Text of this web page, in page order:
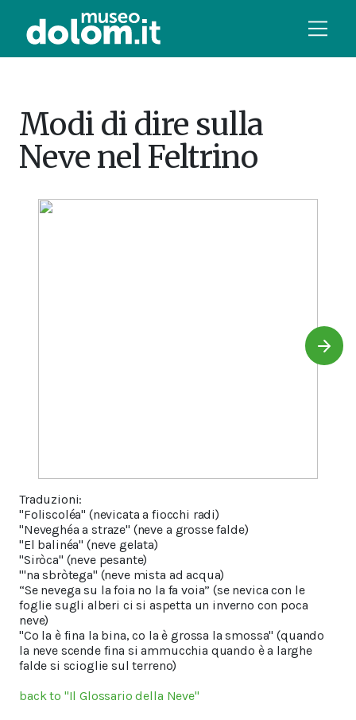
Modi di dire sulla
Neve nel Feltrino
Traduzioni:
"Foliscoléa" (nevicata a fiocchi radi)
"Neveghéa a straze" (neve a grosse falde)
"El balinéa" (neve gelata)
"Siròca" (neve pesante)
"'na sbròtega" (neve mista ad acqua)
“Se nevega su la foia no la fa voia” (se nevica con le
foglie sugli alberi ci si aspetta un inverno con poca
neve)
"Co la è fina la bina, co la è grossa la smossa" (quando
la neve scende fina si ammucchia quando è a larghe
falde si scioglie sul terreno)
back to "Il Glossario della Neve"